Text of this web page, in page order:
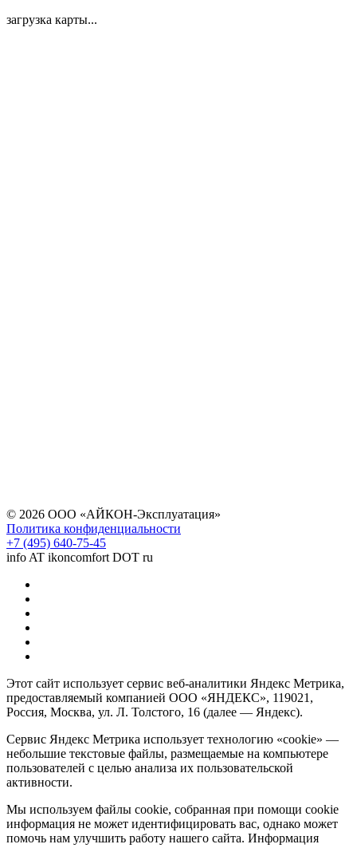
загрузка карты...
© 2026 ООО «АЙКОН-Эксплуатация»
Политика конфиденциальности
+7 (495) 640-75-45
info AT ikoncomfort DOT ru
Этот сайт использует сервис веб-аналитики Яндекс Метрика,
предоставляемый компанией ООО «ЯНДЕКС», 119021,
Россия, Москва, ул. Л. Толстого, 16 (далее — Яндекс).
Сервис Яндекс Метрика использует технологию «cookie» —
небольшие текстовые файлы, размещаемые на компьютере
пользователей с целью анализа их пользовательской
активности.
Мы используем файлы cookie, собранная при помощи cookie
информация не может идентифицировать вас, однако может
помочь нам улучшить работу нашего сайта. Информация